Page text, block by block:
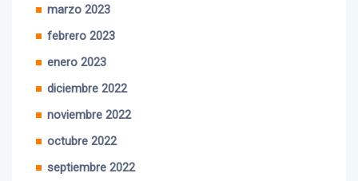
marzo 2023
febrero 2023
enero 2023
diciembre 2022
noviembre 2022
octubre 2022
septiembre 2022